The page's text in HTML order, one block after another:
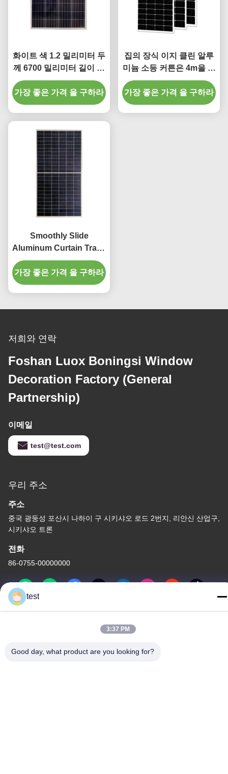
화이트 색 1.2 밀리미터 두
께 6700 밀리미터 길이 알
루미늄 커튼 트랙 화이트
색
가장 좋은 가격 을 구하라
집의 장식 이지 클린 알루
미늄 소등 커튼은 4m을 추
적합니다
가장 좋은 가격 을 구하라
Smoothly Slide
Aluminum Curtain Track
6m Curtain Rail With All
Accessories
가장 좋은 가격 을 구하라
저희와 연락
Foshan Luox Boningsi Window
Decoration Factory (General
Partnership)
이메일
test@test.com
우리 주소
주소
중국 광둥성 포산시 나하이 구 시키샤오 로드 2번지, 리안신 산업구,
시키샤오 트론
전화
86-0755-00000000
개인정보 보호 정책|
사이트맵
test
3:37 PM
Good day, what product are you looking for?